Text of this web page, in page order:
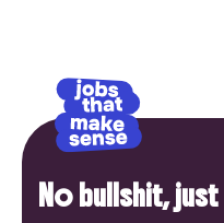
No bullshit,